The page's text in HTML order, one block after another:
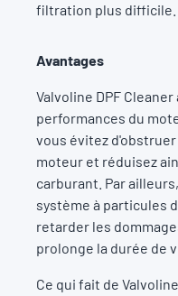
filtration plus difficile.
Avantages
Valvoline DPF
performances du
vous évitez
moteur et réduisez
carburant. Par
système à particules
retarder les
prolonge la durée de
Ce qui fait de